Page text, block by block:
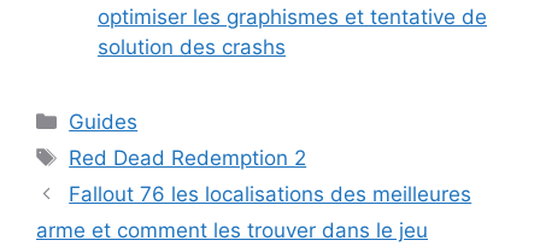
optimiser les graphismes et tentative de
solution des crashs
Catégories
Guides
Étiquettes
Red Dead Redemption 2
Fallout 76 les localisations des meilleures
arme et comment les trouver dans le jeu